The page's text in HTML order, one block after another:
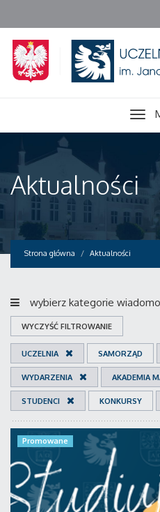
Aktualności
Strona główna Aktualności
wybierz kategorie
WYCZYŚĆ FILTROWANIE
UCZELNIA SAMORZĄD
WYDARZENIA AKADEMIA
STUDENCI KONKURSY
Promowane